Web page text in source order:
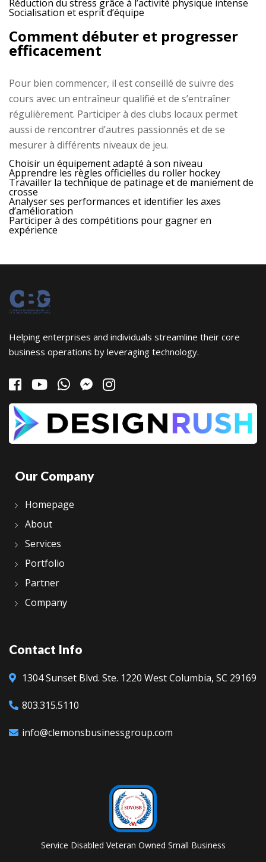
Réduction du stress grâce à l’activité physique intense
Socialisation et esprit d’équipe
Comment débuter et progresser
efficacement
Pour bien commencer, il est conseillé de suivre des
cours avec un entraîneur qualifié et de s’entraîner
régulièrement. Participer à des clubs locaux permet
aussi de rencontrer d’autres passionnés et de se
mesurer à différents niveaux de jeu.
Choisir un équipement adapté à son niveau
Apprendre les règles officielles du roller hockey
Travailler la technique de patinage et de maniement de
crosse
Analyser ses performances et identifier les axes
d’amélioration
Participer à des compétitions pour gagner en
expérience
Helping enterprises and individuals streamline their core
business operations by leveraging technology.
Our Company
Homepage
About
Services
Portfolio
Partner
Company
Contact Info
1304 Sunset Blvd. Ste. 1220 West Columbia, SC 29169
803.315.5110
info@clemonsbusinessgroup.com
Service Disabled Veteran Owned Small Business